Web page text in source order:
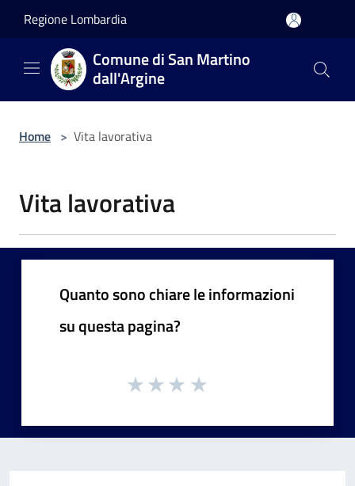
Regione Lombardia
Comune di San Martino
dall'Argine
Home > Vita lavorativa
Vita lavorativa
Quanto sono chiare le informazioni
su questa pagina?